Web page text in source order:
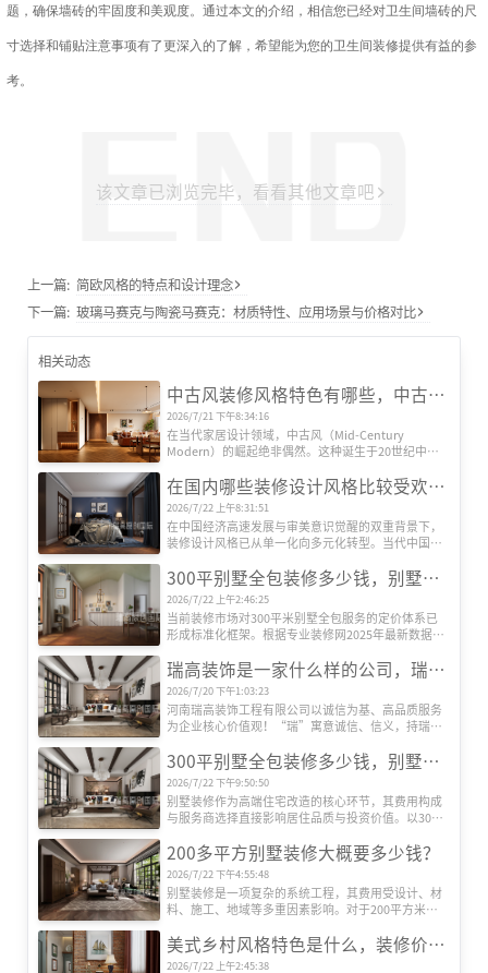
题，确保墙砖的牢固度和美观度。通过本文的介绍，相信您已经对卫生间墙砖的尺
寸选择和铺贴注意事项有了更深入的了解，希望能为您的卫生间装修提供有益的参
考。
该文章已浏览完毕，看看其他文章吧
上一篇: 简欧风格的特点和设计理念
下一篇: 玻璃马赛克与陶瓷马赛克：材质特性、应用场景与价格对比
相关动态
中古风装修风格特色有哪些，中古风装修设计效果图
2026/7/21 下午8:34:16
在当代家居设计领域，中古风（Mid-Century
Modern）的崛起绝非偶然。这种诞生于20世纪中叶
全球范围内引发新一轮审美革命。其独特魅力源于对
对人文精神的深度诠释，形成了一套完整的美学体
系。
在国内哪些装修设计风格比较受欢迎？
2026/7/22 上午8:31:51
在中国经济高速发展与审美意识觉醒的双重背景下，
装修设计风格已从单一化向多元化转型。当代中国家
能，转而追求空间美学、文化表达与生活方式的深度
察，系统梳理当前国内六大主流装修设计风格及其核
心特征，揭示其流行背后的社会文化动因。
300平别墅全包装修多少钱，别墅全包装修公司推荐
2026/7/22 上午2:46:25
当前装修市场对300平米别墅全包服务的定价体系已
形成标准化框架。根据专业装修网2025年最新数据，
度达24万至60万元以上。这种价格差异主要源于三大
瑞高装饰是一家什么样的公司，瑞高装饰怎么样？
2026/7/20 下午1:03:23
河南瑞高装饰工程有限公司以诚信为基、高品质服务
为企业核心价值观！“瑞”寓意诚信、信义，持瑞玉
是追求更高美好生活品质的过程！
300平别墅全包装修多少钱，别墅装修公司推荐
2026/7/22 下午9:50:50
别墅装修作为高端住宅改造的核心环节，其费用构成
与服务商选择直接影响居住品质与投资价值。以300
工、设备等多维度因素影响，而专业装修公司的系统
深度解析全包装修成本结构，并重点推荐瑞高装饰的
服务优势。
200多平方别墅装修大概要多少钱？
2026/7/22 下午4:55:48
别墅装修是一项复杂的系统工程，其费用受设计、材
料、施工、地域等多重因素影响。对于200平方米左
元不等。本文将从专业角度出发，系统解析装修费用
美式乡村风格特色是什么，装修价格贵吗？
2026/7/22 上午2:45:38